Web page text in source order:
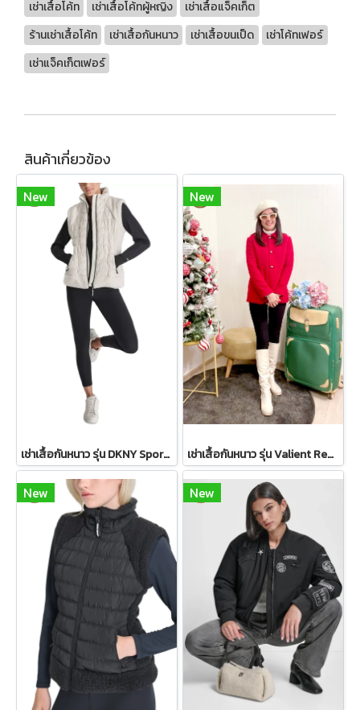
เช่าเสื้อโค้ท เช่าเสื้อโค้ทผู้หญิง
เช่าเสื้อแจ็คเก็ต
ร้านเช่าเสื้อโค้ท
เช่าเสื้อกันหนาว เช่าเสื้อขนเป็ด
เช่าโค้ทเฟอร์
เช่าแจ็คเก็ตเฟอร์
สินค้าเกี่ยวข้อง
New
เช่าเสื้อกันหนาว รุ่น DKNY Sport Sherpa-Trim Puffer Vest - Ivory WINTERCLOTHFA0151
New
เช่าเสื้อกันหนาว รุ่น Valient Red PeaCoat 2110GCL1689FARE1
New New